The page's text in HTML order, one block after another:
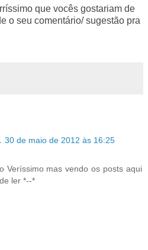
que vocês gostariam de
o seu comentário/ sugestão pra
30 de maio de 2012 às 16:25
Veríssimo mas vendo os posts aqui
ler *--*